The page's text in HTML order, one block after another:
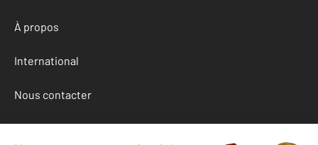
À propos
International
Nous contacter